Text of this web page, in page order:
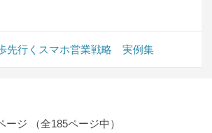
先行くスマホ営業戦略 実例集
ージ （全185ページ中）